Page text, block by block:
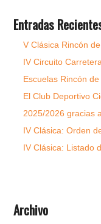
Entradas
V Clásica Rincón
IV Circuito
Escuelas Rincón
El Club Deportivo
2025/2026 gracias
IV Clásica: Orden
IV Clásica: Listado
Archivo